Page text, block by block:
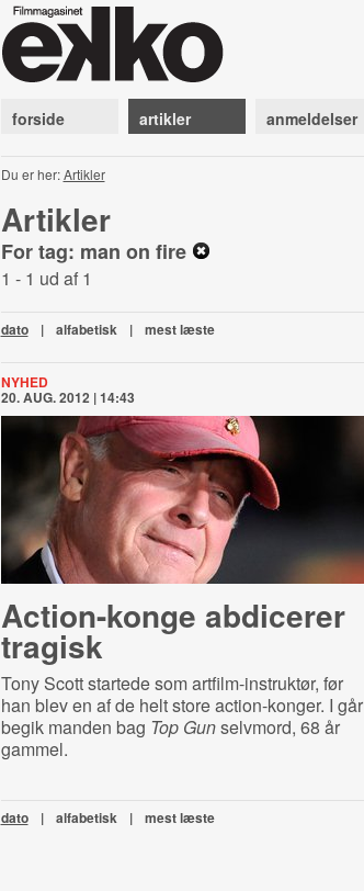
forside artikler anmeldelser
Du er her:Artikler
Artikler
For tag: man on fire
1 - 1 ud af 1
dato | alfabetisk | mest læste
NYHED
20. AUG. 2012 | 14:43
Action-konge abdicerer
tragisk
Tony Scott startede som artfilm-instruktør, før
han blev en af de helt store action-konger. I går
begik manden bag Top Gunselvmord, 68 år
gammel.
dato | alfabetisk | mest læste